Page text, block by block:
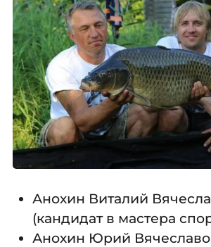
Анохин Виталий
(кандидат в мастера
Анохин Юрий